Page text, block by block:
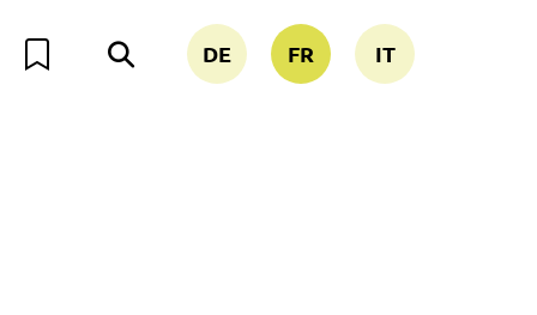
DE FR IT